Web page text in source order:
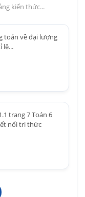
kiến thức...
toán về đại lượng
lệ...
trang 7 Toán 6
nối tri thức